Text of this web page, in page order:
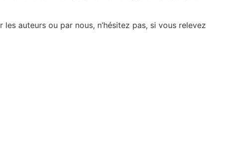
auteurs ou par nous, n’hésitez pas, si vous relevez